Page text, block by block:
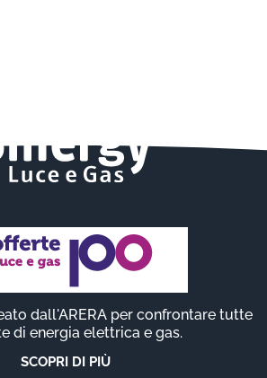
dall'ARERA per confrontare tutte
di energia elettrica e gas.
SCOPRI DI PIÙ